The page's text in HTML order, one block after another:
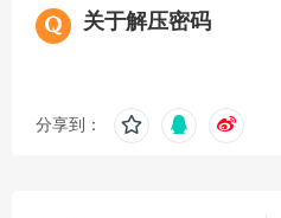
关于解压密码
分享到：